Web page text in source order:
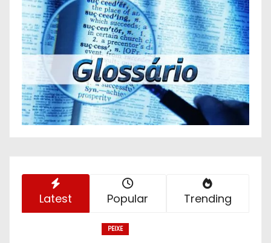
Latest Popular Trending
PEIXE